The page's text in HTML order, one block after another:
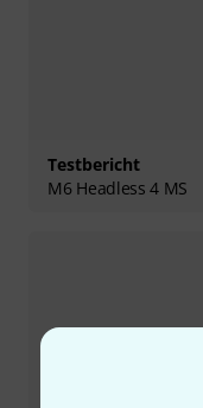
Testbericht
M6 Headless 4 MS